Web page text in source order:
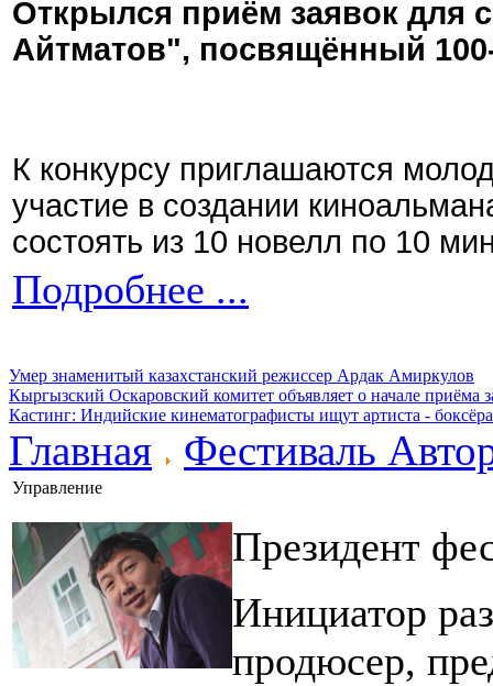
Открылся приём заявок для
Айтматов", посвящённый
К конкурсу приглашаются
участие в создании
состоять из 10 новелл по 10
Подробнее ...
Умер знаменитый казахстанский режиссер Ардак Амиркулов
Кыргызский Оскаровский комитет объявляет о начале приёма
Кастинг: Индийские кинематографисты ищут артиста -
Главная Фестиваль
Управление
Президент
Инициатор
продюсер,